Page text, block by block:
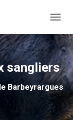
sangliers
Barbeyrargues